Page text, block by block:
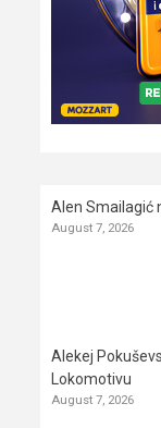
Alen Smailagić
August 7, 2026
Alekej
Lokomotivu
August 7, 2026